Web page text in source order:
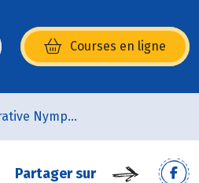
Courses en ligne
fenêtre)
Coopérative Nymphéa
Partager sur